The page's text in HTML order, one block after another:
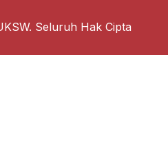
Seluruh Hak Cipta